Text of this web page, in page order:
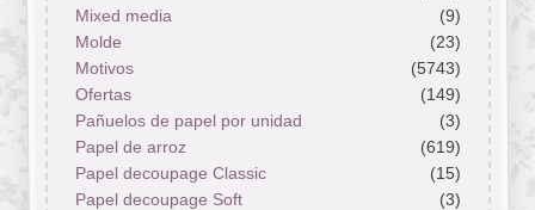
Mixed media
(9)
Molde
(23)
Motivos
(5743)
Ofertas
(149)
Pañuelos de papel por unidad
(3)
Papel de arroz
(619)
Papel decoupage Classic
(15)
Papel decoupage Soft
(3)